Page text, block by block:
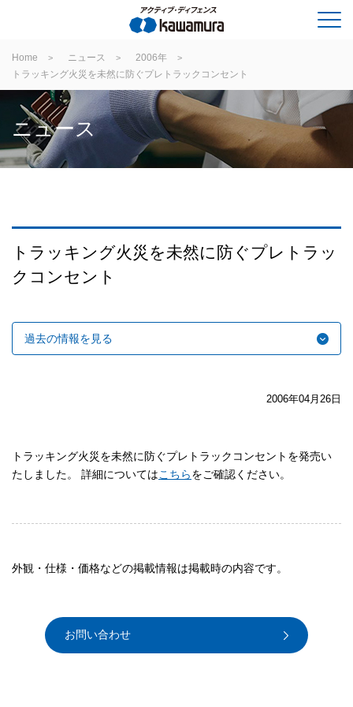
Home ニュース
2006年
トラッキング火災を未然に防ぐプレトラックコンセント
ニュース
トラッキング火災を未然に防ぐプレトラッ
クコンセント
過去の情報を見る
2006年04月26日
トラッキング火災を未然に防ぐプレトラックコンセントを発売い
たしました。 詳細についてはこちらをご確認ください。
外観・仕様・価格などの掲載情報は掲載時の内容です。
お問い合わせ